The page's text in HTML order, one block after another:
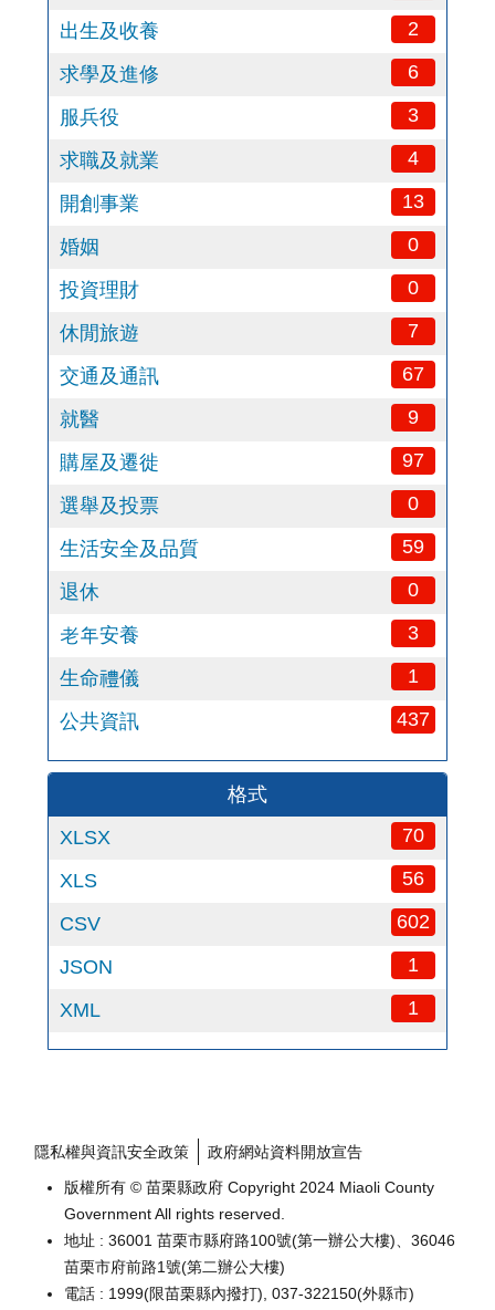
出生及收養 2
求學及進修 6
服兵役 3
求職及就業 4
開創事業 13
婚姻 0
投資理財 0
休閒旅遊 7
交通及通訊 67
就醫 9
購屋及遷徙 97
選舉及投票 0
生活安全及品質 59
退休 0
老年安養 3
生命禮儀 1
公共資訊 437
格式
XLSX
70
XLS 56
CSV 602
JSON 1
XML 1
隱私權與資訊安全政策
政府網站資料開放宣告
版權所有 © 苗栗縣政府 Copyright 2024 Miaoli County
Government All rights reserved.
地址 : 36001 苗栗市縣府路100號(第一辦公大樓)、36046
苗栗市府前路1號(第二辦公大樓)
電話 : 1999(限苗栗縣內撥打), 037-322150(外縣市)